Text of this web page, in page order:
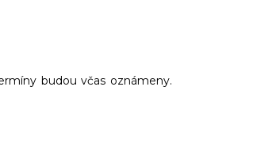
budou včas oznámeny.